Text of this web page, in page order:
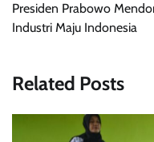
Presiden Prabowo
Industri Maju Indonesia
Related Posts